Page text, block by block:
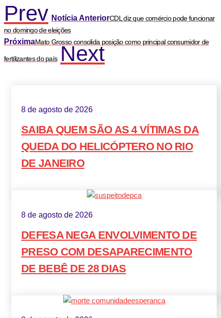
Prev Notícia AnteriorCDL diz que comércio pode funcionar
no domingo de eleições
PróximaMato Grosso consolida posição como principal consumidor de
fertilizantes do país Next
8 de agosto de 2026
SAIBA QUEM SÃO AS 4 VÍTIMAS DA
QUEDA DO HELICÓPTERO NO RIO
DE JANEIRO
8 de agosto de 2026
DEFESA NEGA ENVOLVIMENTO DE
PRESO COM DESAPARECIMENTO
DE BEBÊ DE 28 DIAS